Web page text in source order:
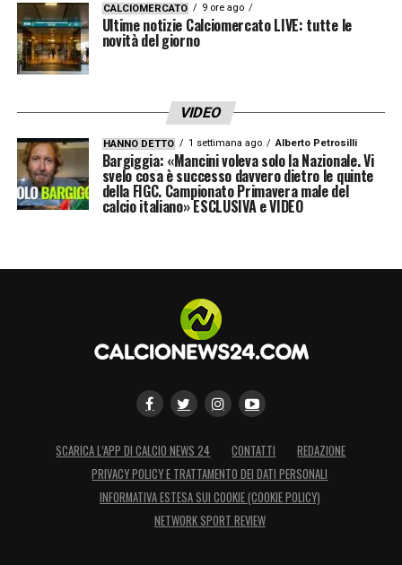
CALCIOMERCATO 9 ore ago
Ultime notizie Calciomercato LIVE: tutte le
novità del giorno
VIDEO
HANNO DETTO 1 settimana ago Alberto Petrosilli
Bargiggia: «Mancini voleva solo la Nazionale. Vi
svelo cosa è successo davvero dietro le quinte
della FIGC. Campionato Primavera male del
calcio italiano» ESCLUSIVA e VIDEO
SCARICA L’APP DI CALCIO NEWS 24 CONTATTI
REDAZIONE
PRIVACY POLICY E TRATTAMENTO DEI DATI PERSONALI
INFORMATIVA ESTESA SUI COOKIE (COOKIE POLICY)
NETWORK SPORT REVIEW